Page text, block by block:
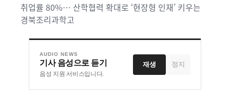
취업률 80%… 산학협력 확대로 ‘현장형 인재’ 키우는
경북조리과학고
AUDIO NEWS
기사 음성으로 듣기
음성 지원 서비스입니다.
재생 정지